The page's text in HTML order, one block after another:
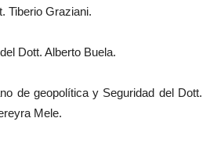
Tiberio Graziani.
Dott. Alberto Buela.
de geopolítica y Seguridad del Dott.
Mele.